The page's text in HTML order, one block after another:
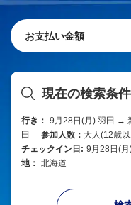
お支払い金額
現在の検索条件
行き： 9月28日(月) 羽田 →
田
参加人数： 大人(12歳
チェックイン日: 9月28日(月
地： 北海道